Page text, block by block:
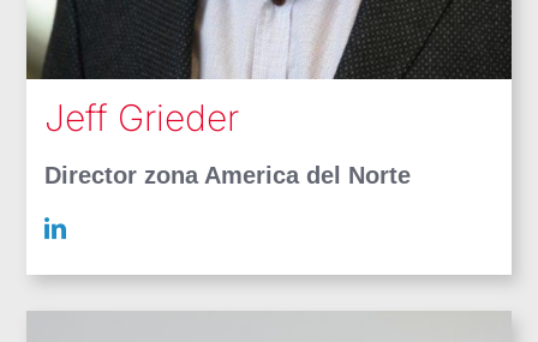
Jeff Grieder
Director zona America del Norte